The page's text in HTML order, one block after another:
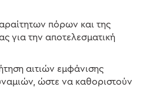
πόρων και της
για την αποτελεσματική
αιτιών εμφάνισης
ώστε να καθοριστούν